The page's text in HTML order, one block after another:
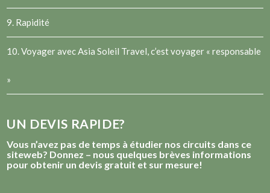
9. Rapidité
10. Voyager avec Asia Soleil Travel, c’est voyager « responsable
»
UN DEVIS RAPIDE?
Vous n’avez pas de temps à étudier nos circuits dans ce
siteweb? Donnez – nous quelques brèves informations
pour obtenir un devis gratuit et sur mesure!